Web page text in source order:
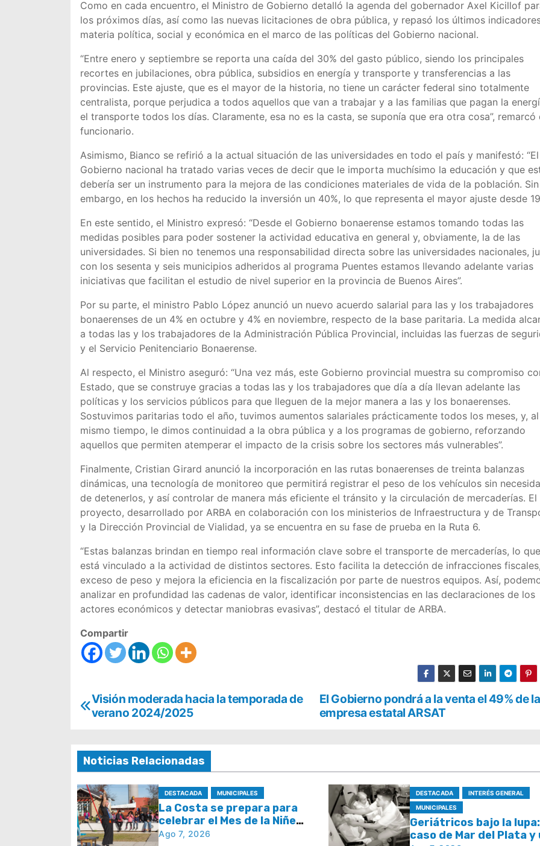
Como en cada encuentro, el Ministro de Gobierno detalló la agenda del gobernador Axel Kicillof
los próximos días, así como las nuevas licitaciones de obra pública, y repasó los últimos
materia política, social y económica en el marco de las políticas del Gobierno nacional.
“Entre enero y septiembre se reporta una caída del 30% del gasto público, siendo los principales
recortes en jubilaciones, obra pública, subsidios en energía y transporte y transferencias a las
provincias. Este ajuste, que es el mayor de la historia, no tiene un carácter federal sino totalmente
centralista, porque perjudica a todos aquellos que van a trabajar y a las familias que pagan la
el transporte todos los días. Claramente, esa no es la casta, se suponía que era otra cosa”, remarcó
funcionario.
Asimismo, Bianco se refirió a la actual situación de las universidades en todo el país y manifestó: “El
Gobierno nacional ha tratado varias veces de decir que le importa muchísimo la educación y que
debería ser un instrumento para la mejora de las condiciones materiales de vida de la población. Sin
embargo, en los hechos ha reducido la inversión un 40%, lo que representa el mayor ajuste desde
En este sentido, el Ministro expresó: “Desde el Gobierno bonaerense estamos tomando todas las
medidas posibles para poder sostener la actividad educativa en general y, obviamente, la de las
universidades. Si bien no tenemos una responsabilidad directa sobre las universidades nacionales,
con los sesenta y seis municipios adheridos al programa Puentes estamos llevando adelante varias
iniciativas que facilitan el estudio de nivel superior en la provincia de Buenos Aires”.
Por su parte, el ministro Pablo López anunció un nuevo acuerdo salarial para las y los trabajadores
bonaerenses de un 4% en octubre y 4% en noviembre, respecto de la base paritaria. La medida
a todas las y los trabajadores de la Administración Pública Provincial, incluidas las fuerzas de
y el Servicio Penitenciario Bonaerense.
Al respecto, el Ministro aseguró: “Una vez más, este Gobierno provincial muestra su compromiso
Estado, que se construye gracias a todas las y los trabajadores que día a día llevan adelante las
políticas y los servicios públicos para que lleguen de la mejor manera a las y los bonaerenses.
Sostuvimos paritarias todo el año, tuvimos aumentos salariales prácticamente todos los meses, y, al
mismo tiempo, le dimos continuidad a la obra pública y a los programas de gobierno, reforzando
aquellos que permiten atemperar el impacto de la crisis sobre los sectores más vulnerables”.
Finalmente, Cristian Girard anunció la incorporación en las rutas bonaerenses de treinta balanzas
dinámicas, una tecnología de monitoreo que permitirá registrar el peso de los vehículos sin
de detenerlos, y así controlar de manera más eficiente el tránsito y la circulación de mercaderías. El
proyecto, desarrollado por ARBA en colaboración con los ministerios de Infraestructura y de
y la Dirección Provincial de Vialidad, ya se encuentra en su fase de prueba en la Ruta 6.
“Estas balanzas brindan en tiempo real información clave sobre el transporte de mercaderías, lo que
está vinculado a la actividad de distintos sectores. Esto facilita la detección de infracciones fiscales,
exceso de peso y mejora la eficiencia en la fiscalización por parte de nuestros equipos. Así,
analizar en profundidad las cadenas de valor, identificar inconsistencias en las declaraciones de los
actores económicos y detectar maniobras evasivas”, destacó el titular de ARBA.
Compartir
N
v
e
g
a
c
El Gobierno pondrá a la venta el 49% de la
empresa estatal ARSAT
Visión moderada hacia la temporada de
verano 2024/2025
Noticias Relacionadas
DESTACADA MUNICIPALES
La Costa se prepara para
celebrar el Mes de la Niñez
con juegos y espectáculos
Ago 7, 2026
DESTACADA
INTERÉS GENERAL
MUNICIPALES
Geriátricos bajo la
caso de Mar del Plata y